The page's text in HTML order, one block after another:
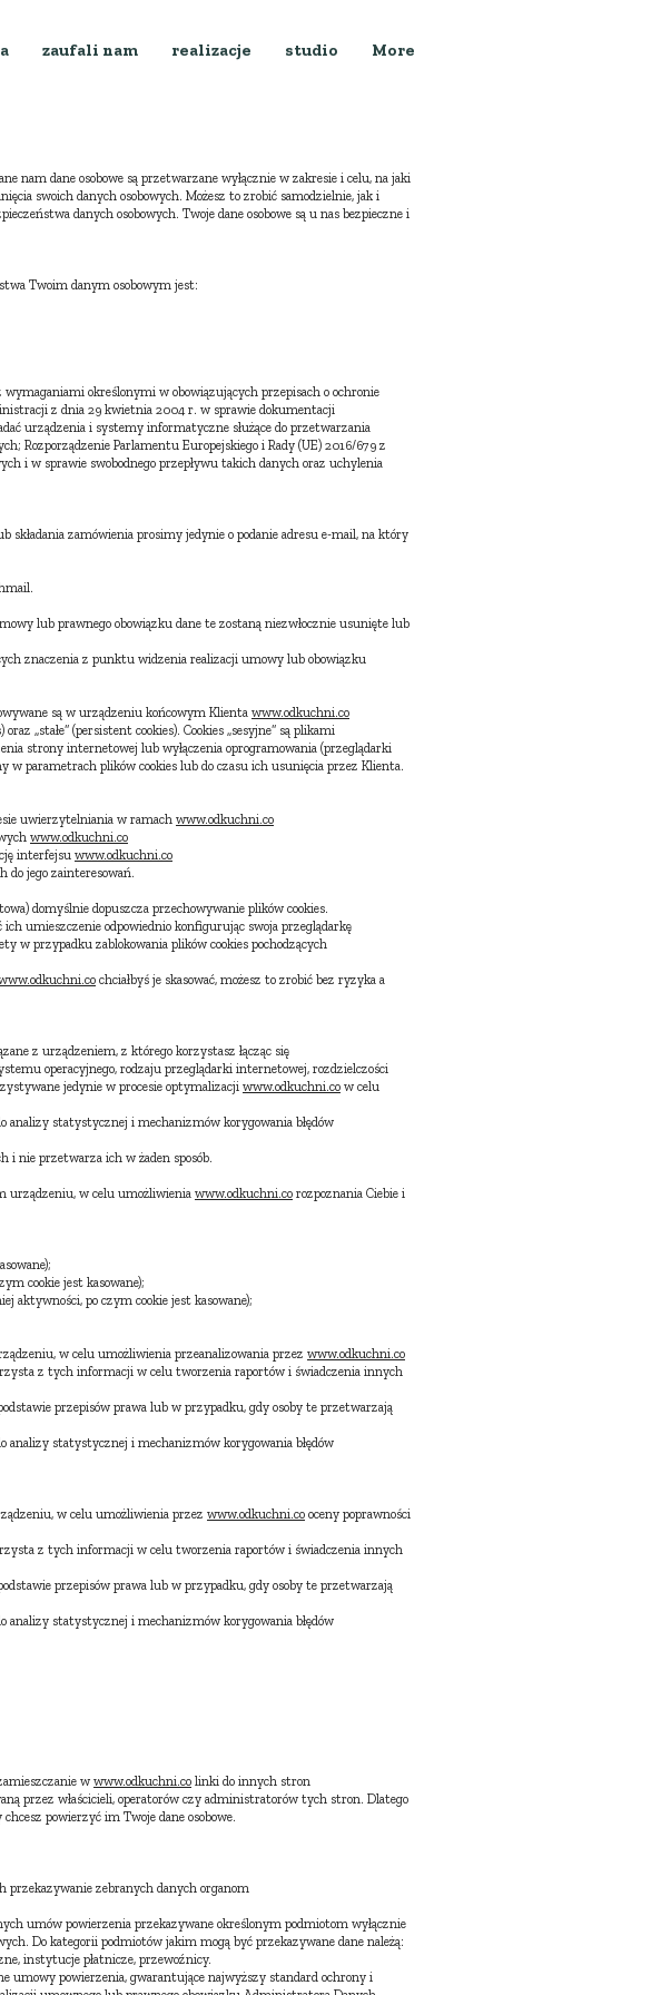
zaufali nam realizacje studio More
nam dane osobowe są przetwarzane wyłącznie w zakresie i celu, na jaki
swoich danych osobowych. Możesz to zrobić samodzielnie, jak i
danych osobowych. Twoje dane osobowe są u nas bezpieczne i
Twoim danym osobowym jest:
określonymi w obowiązujących przepisach o ochronie
z dnia 29 kwietnia 2004 r. w sprawie dokumentacji
urządzenia i systemy informatyczne służące do przetwarzania
Rozporządzenie Parlamentu Europejskiego i Rady (UE) 2016/679 z
i w sprawie swobodnego przepływu takich danych oraz uchylenia
zamówienia prosimy jedynie o podanie adresu e-mail, na który
lub prawnego obowiązku dane te zostaną niezwłocznie usunięte lub
znaczenia z punktu widzenia realizacji umowy lub obowiązku
są w urządzeniu końcowym Klienta www.odkuchni.co
„stałe” (persistent cookies). Cookies „sesyjne” są plikami
strony internetowej lub wyłączenia oprogramowania (przeglądarki
w parametrach plików cookies lub do czasu ich usunięcia przez Klienta.
uwierzytelniania w ramach www.odkuchni.co
www.odkuchni.co
interfejsu www.odkuchni.co
do jego zainteresowań.
domyślnie dopuszcza przechowywanie plików cookies.
umieszczenie odpowiednio konfigurując swoja przeglądarkę
w przypadku zablokowania plików cookies pochodzących
chciałbyś je skasować, możesz to zrobić bez ryzyka a
z urządzeniem, z którego korzystasz łącząc się
operacyjnego, rodzaju przeglądarki internetowej, rozdzielczości
jedynie w procesie optymalizacji www.odkuchni.co w celu
analizy statystycznej i mechanizmów korygowania błędów
i nie przetwarza ich w żaden sposób.
urządzeniu, w celu umożliwienia www.odkuchni.co rozpoznania Ciebie i
cookie jest kasowane);
aktywności, po czym cookie jest kasowane);
w celu umożliwienia przeanalizowania przez www.odkuchni.co
z tych informacji w celu tworzenia raportów i świadczenia innych
przepisów prawa lub w przypadku, gdy osoby te przetwarzają
analizy statystycznej i mechanizmów korygowania błędów
w celu umożliwienia przez www.odkuchni.co oceny poprawności
z tych informacji w celu tworzenia raportów i świadczenia innych
przepisów prawa lub w przypadku, gdy osoby te przetwarzają
analizy statystycznej i mechanizmów korygowania błędów
w www.odkuchni.co linki do innych stron
przez właścicieli, operatorów czy administratorów tych stron. Dlatego
powierzyć im Twoje dane osobowe.
przekazywanie zebranych danych organom
umów powierzenia przekazywane określonym podmiotom wyłącznie
Do kategorii podmiotów jakim mogą być przekazywane dane należą:
instytucje płatnicze, przewoźnicy.
umowy powierzenia, gwarantujące najwyższy standard ochrony i